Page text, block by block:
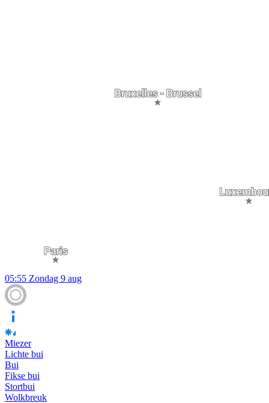
05:55 Zondag 9 aug
Miezer
Lichte bui
Bui
Fikse bui
Stortbui
Wolkbreuk